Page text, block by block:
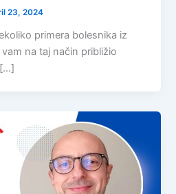
23, 2024
primera bolesnika iz
na taj način približio